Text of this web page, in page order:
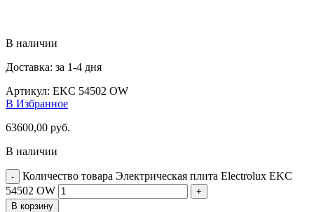
В наличии
Доставка: за 1-4 дня
Артикул: EKC 54502 OW
В Избранное
63600,00 руб.
В наличии
Количество товара Электрическая плита Electrolux EKC
54502 OW
В корзину